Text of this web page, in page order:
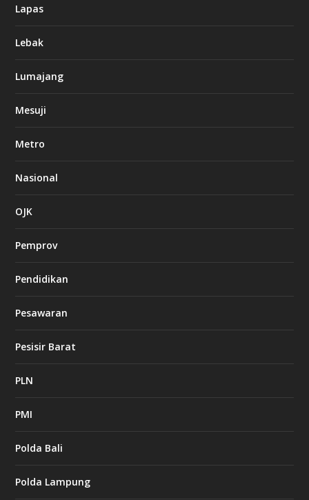
Lapas
Lebak
Lumajang
Mesuji
Metro
Nasional
OJK
Pemprov
Pendidikan
Pesawaran
Pesisir Barat
PLN
PMI
Polda Bali
Polda Lampung